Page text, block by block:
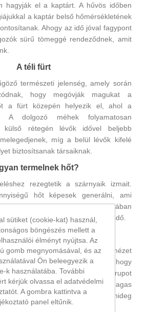
hagyják el a kaptárt. A hűvös időben
a kaptár belső hőmérsékletének
Ahogy az idő jóval fagypont
sürű tömeggé rendeződnek, amit
A téli fürt
természeti jelenség, amely során
hogy megóvják magukat a
a fürt közepén helyezik el, ahol a
A dolgozó méhek folyamatosan
rétegén lévők idővel beljebb
míg a belül lévők kifelé
biztosítsanak társaiknak.
termelnek hőt?
rezegtetik a szárnyaik izmait.
hőt képesek generálni, ami
A belső hőmérsékletet általában
még akkor is, ha kívül fagyos az idő.
Mit esznek télen?
a nyáron felhalmozott mézet
gondoskodunk arról, hogy
a kaptárban, vagy cukorszirupot
nem elegendő. A méz magas
tápanyagot biztosít a hideg
sütiket (cookie-kat) használ,
böngészés mellett a
élményt nyújtsa. Az
gomb megnyomásával, és az
Ön beleegyezik a
k használatába. További
kérjük olvassa el adatvédelmi
A gombra kattintva a
panel eltűnik.